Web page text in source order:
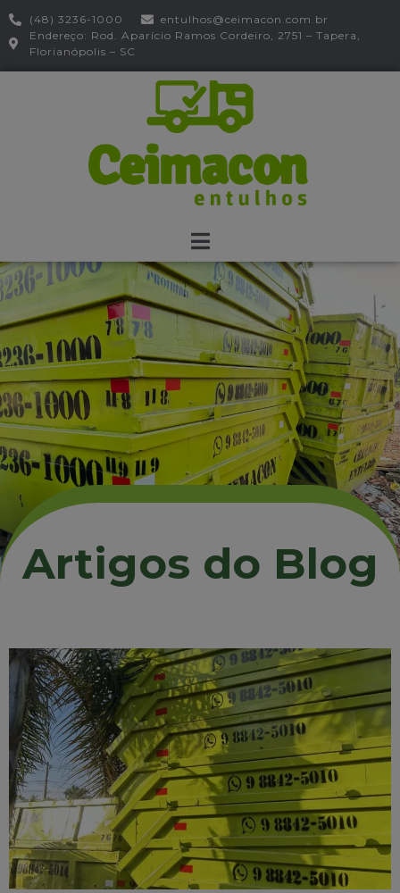
(48) 3236-1000
entulhos@ceimacon.com.br
Endereço: Rod. Aparício Ramos Cordeiro, 2751 – Tapera,
Florianópolis – SC
Artigos do Blog